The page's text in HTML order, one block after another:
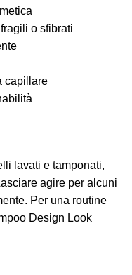
o sfibrati
capillare
lavati e tamponati,
agire per alcuni
Per una routine
Design Look